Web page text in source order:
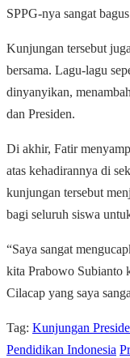
SPPG-nya sangat
Kunjungan tersebut
bersama. Lagu-lagu
dinyanyikan,
dan Presiden.
Di akhir, Fatir
atas kehadirannya di
kunjungan tersebut
bagi seluruh siswa
“Saya sangat
kita Prabowo Subianto
Cilacap yang saya
Tag: Kunjungan
Pendidikan Indonesia